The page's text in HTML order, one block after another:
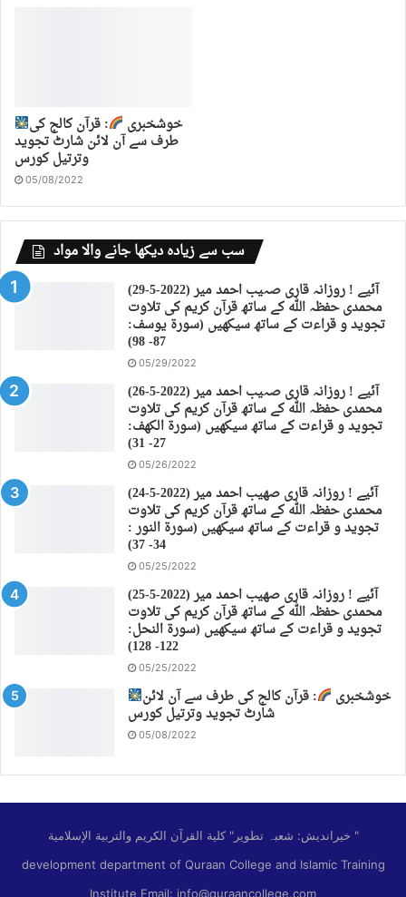
خوشخبری : قرآن کالج کی
طرف سے آن لائن شارٹ تجوید
وترتیل کورس
05/08/2022
سب سے زیادہ دیکھا جانے والا مواد
(29-5-2022) آئیے ! روزانہ قاری صہیب احمد میر
محمدی حفظہ اللہ کے ساتھ قرآن کریم کی تلاوت
تجوید و قراءت کے ساتھ سیکھیں (سورة يوسف:
87- 98)
05/29/2022
(26-5-2022) آئیے ! روزانہ قاری صہیب احمد میر
محمدی حفظہ اللہ کے ساتھ قرآن کریم کی تلاوت
تجوید و قراءت کے ساتھ سیکھیں (سورة الكهف:
27- 31)
05/26/2022
(24-5-2022) آئیے ! روزانہ قاری صهیب احمد میر
محمدی حفظہ اللہ کے ساتھ قرآن کریم کی تلاوت
تجوید و قراءت کے ساتھ سیکھیں (سورة النور :
34- 37)
05/25/2022
(25-5-2022) آئیے ! روزانہ قاری صهیب احمد میر
محمدی حفظہ اللہ کے ساتھ قرآن کریم کی تلاوت
تجوید و قراءت کے ساتھ سیکھیں (سورة النحل:
122- 128)
05/25/2022
خوشخبری : قرآن کالج کی طرف سے آن لائن
شارٹ تجوید وترتیل کورس
05/08/2022
خیراندیش: شعبہ تطویر" كلية القرآن الكريم والتربية الإسلامية "
development department of Quraan College and Islamic Training
Institute Email: info@quraancollege.com